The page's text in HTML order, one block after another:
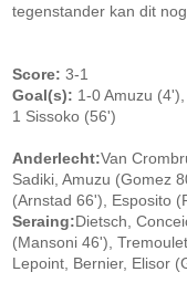
tegenstander kan dit
Score: 3-1
Goal(s): 1-0 Amuzu
1 Sissoko (56')
Anderlecht:Van
Sadiki, Amuzu (Gomez
(Arnstad 66'), Esposito
Seraing:Dietsch,
(Mansoni 46'),
Lepoint, Bernier, Elisor